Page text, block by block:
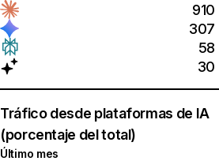
910
307
58
30
Tráfico desde plataformas de IA
(porcentaje del total)
Último mes